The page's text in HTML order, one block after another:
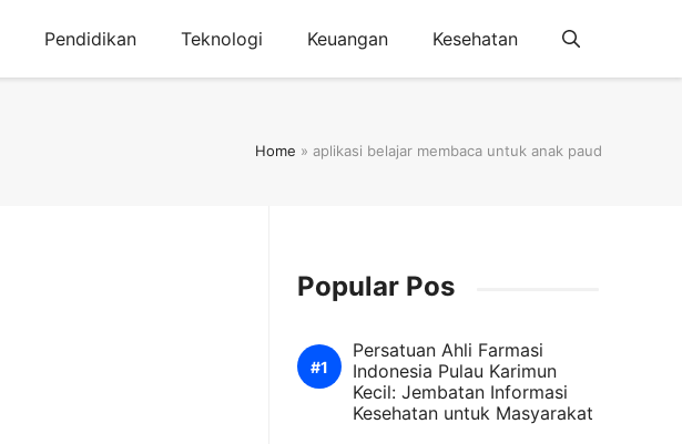
Pendidikan Teknologi Keuangan Kesehatan
Home » aplikasi belajar membaca untuk anak paud
Popular Pos
Persatuan Ahli Farmasi
Indonesia Pulau Karimun
Kecil: Jembatan Informasi
Kesehatan untuk Masyarakat